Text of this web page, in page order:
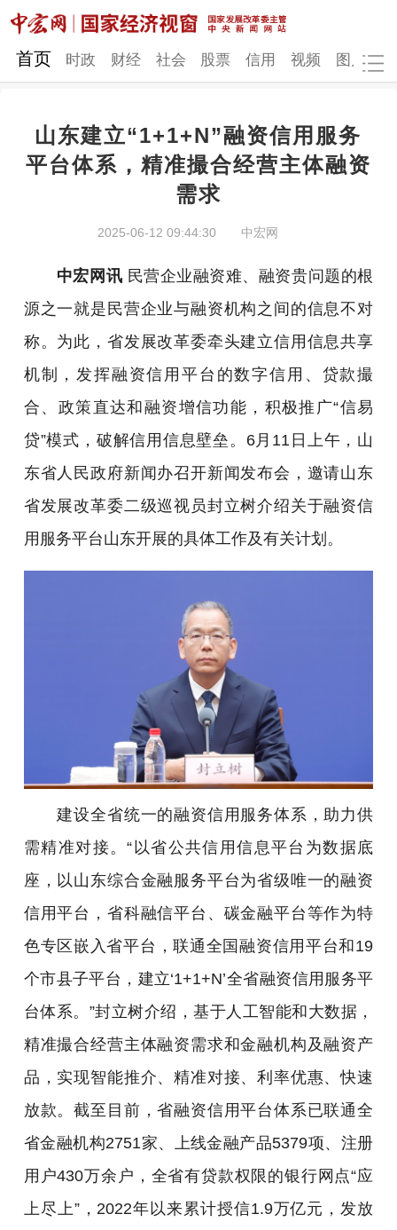
网站地图
时政 财经 社会 股票
中宏研究 营商环境
地方发展
首页 时政 财经 社会 股票 信用 视频 图片
山东建立“1+1+N”融资信用服务
平台体系，精准撮合经营主体融资
需求
2025-06-12 09:44:30 中宏网
中宏网讯 民营企业融资难、融资贵问题的根
源之一就是民营企业与融资机构之间的信息不对
称。为此，省发展改革委牵头建立信用信息共享
机制，发挥融资信用平台的数字信用、贷款撮
合、政策直达和融资增信功能，积极推广“信易
贷”模式，破解信用信息壁垒。6月11日上午，山
东省人民政府新闻办召开新闻发布会，邀请山东
省发展改革委二级巡视员封立树介绍关于融资信
用服务平台山东开展的具体工作及有关计划。
建设全省统一的融资信用服务体系，助力供
需精准对接。“以省公共信用信息平台为数据底
座，以山东综合金融服务平台为省级唯一的融资
信用平台，省科融信平台、碳金融平台等作为特
色专区嵌入省平台，联通全国融资信用平台和19
个市县子平台，建立‘1+1+N’全省融资信用服务平
台体系。”封立树介绍，基于人工智能和大数据，
精准撮合经营主体融资需求和金融机构及融资产
品，实现智能推介、精准对接、利率优惠、快速
放款。截至目前，省融资信用平台体系已联通全
省金融机构2751家、上线金融产品5379项、注册
用户430万余户，全省有贷款权限的银行网点“应
上尽上”，2022年以来累计授信1.9万亿元，发放